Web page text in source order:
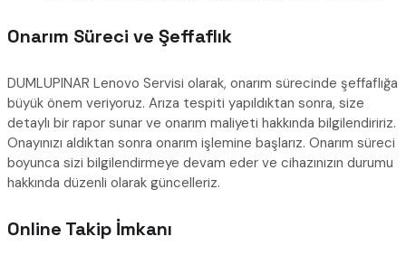
Onarım Süreci ve Şeffaflık
DUMLUPINAR Lenovo Servisi olarak, onarım sürecinde şeffaflığa
büyük önem veriyoruz. Arıza tespiti yapıldıktan sonra, size
detaylı bir rapor sunar ve onarım maliyeti hakkında bilgilendiririz.
Onayınızı aldıktan sonra onarım işlemine başlarız. Onarım süreci
boyunca sizi bilgilendirmeye devam eder ve cihazınızın durumu
hakkında düzenli olarak güncelleriz.
Online Takip İmkanı